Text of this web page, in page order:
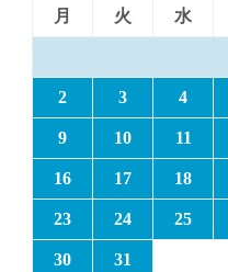
月
火 水
2 3 4
9 10 11
16 17 18
23 24 25
30 31